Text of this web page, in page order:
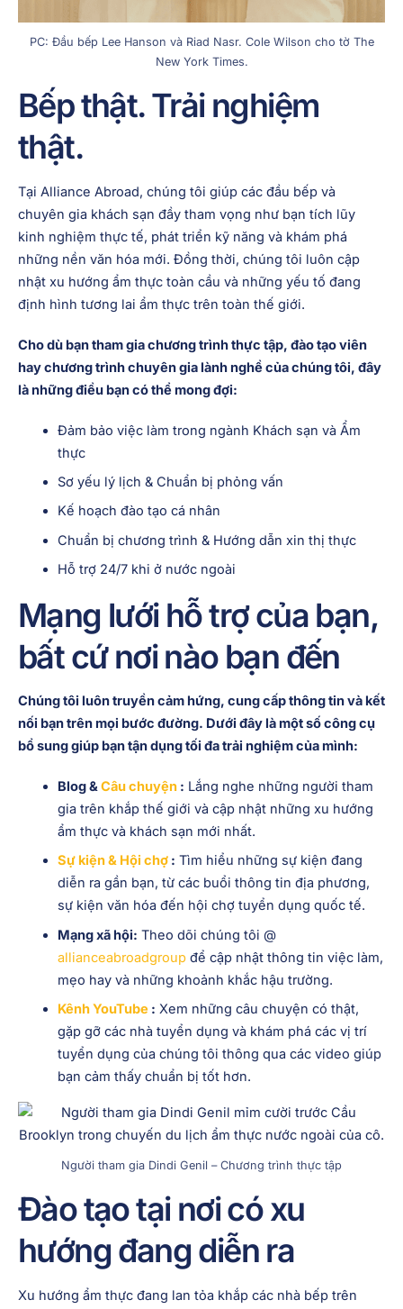
PC: Đầu bếp Lee Hanson và Riad Nasr. Cole Wilson cho tờ The
New York Times.
Bếp thật. Trải nghiệm
thật.
Tại Alliance Abroad, chúng tôi giúp các đầu bếp và
chuyên gia khách sạn đầy tham vọng như bạn tích lũy
kinh nghiệm thực tế, phát triển kỹ năng và khám phá
những nền văn hóa mới. Đồng thời, chúng tôi luôn cập
nhật xu hướng ẩm thực toàn cầu và những yếu tố đang
định hình tương lai ẩm thực trên toàn thế giới.
Cho dù bạn tham gia chương trình thực tập, đào tạo viên
hay chương trình chuyên gia lành nghề của chúng tôi, đây
là những điều bạn có thể mong đợi:
Đảm bảo việc làm trong ngành Khách sạn và Ẩm
thực
Sơ yếu lý lịch & Chuẩn bị phỏng vấn
Kế hoạch đào tạo cá nhân
Chuẩn bị chương trình & Hướng dẫn xin thị thực
Hỗ trợ 24/7 khi ở nước ngoài
Mạng lưới hỗ trợ của bạn,
bất cứ nơi nào bạn đến
Chúng tôi luôn truyền cảm hứng, cung cấp thông tin và kết
nối bạn trên mọi bước đường. Dưới đây là một số công cụ
bổ sung giúp bạn tận dụng tối đa trải nghiệm của mình:
Blog &Câu chuyện: Lắng nghe những người tham
gia trên khắp thế giới và cập nhật những xu hướng
ẩm thực và khách sạn mới nhất.
Sự kiện & Hội chợ: Tìm hiểu những sự kiện đang
diễn ra gần bạn, từ các buổi thông tin địa phương,
sự kiện văn hóa đến hội chợ tuyển dụng quốc tế.
Mạng xã hội: Theo dõi chúng tôi @
allianceabroadgroupđể cập nhật thông tin việc làm,
mẹo hay và những khoảnh khắc hậu trường.
Kênh YouTube: Xem những câu chuyện có thật,
gặp gỡ các nhà tuyển dụng và khám phá các vị trí
tuyển dụng của chúng tôi thông qua các video giúp
bạn cảm thấy chuẩn bị tốt hơn.
Người tham gia Dindi Genil – Chương trình thực tập
Đào tạo tại nơi có xu
hướng đang diễn ra
Xu hướng ẩm thực đang lan tỏa khắp các nhà bếp trên